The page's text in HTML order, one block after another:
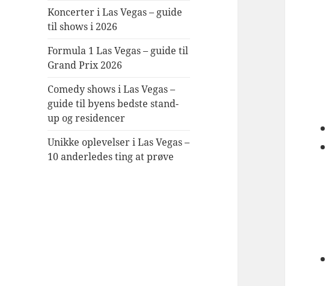
Koncerter i Las Vegas – guide
til shows i 2026
Formula 1 Las Vegas – guide til
Grand Prix 2026
Comedy shows i Las Vegas –
guide til byens bedste stand-
up og residencer
Unikke oplevelser i Las Vegas –
10 anderledes ting at prøve